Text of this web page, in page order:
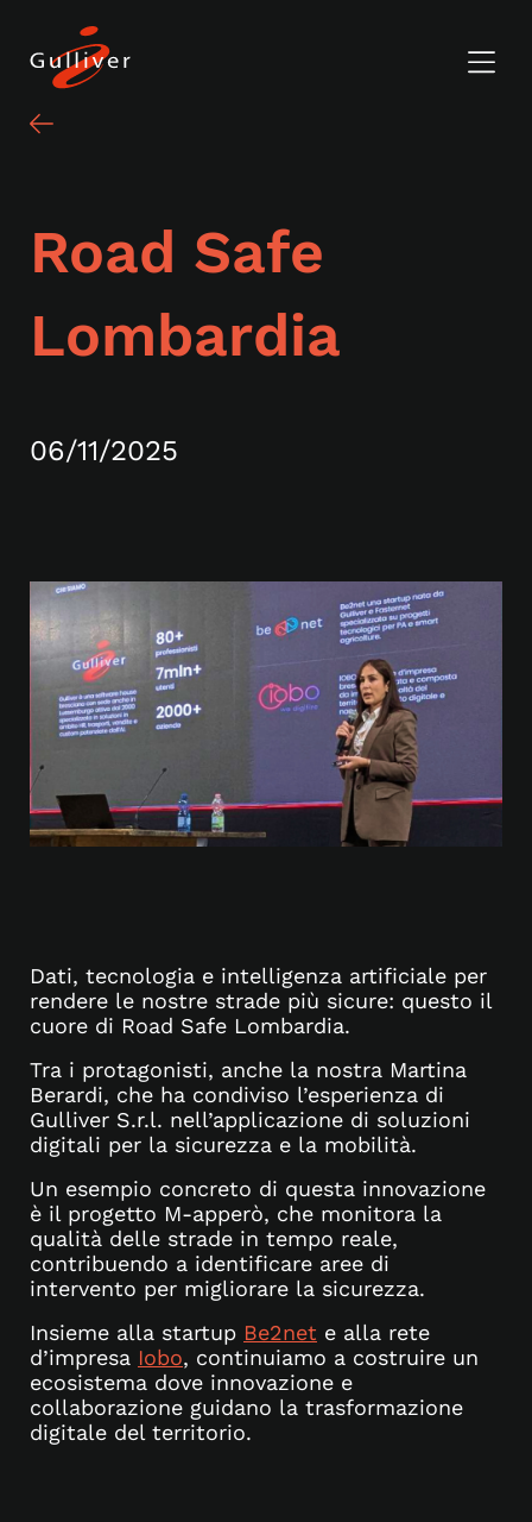
Road Safe
Lombardia
06/11/2025
Dati, tecnologia e intelligenza artificiale per
rendere le nostre strade più sicure: questo il
cuore di Road Safe Lombardia.
Tra i protagonisti, anche la nostra Martina
Berardi, che ha condiviso l’esperienza di
Gulliver S.r.l. nell’applicazione di soluzioni
digitali per la sicurezza e la mobilità.
Un esempio concreto di questa innovazione
è il progetto M-apperò, che monitora la
qualità delle strade in tempo reale,
contribuendo a identificare aree di
intervento per migliorare la sicurezza.
Insieme alla startup Be2net e alla rete
d’impresa Iobo, continuiamo a costruire un
ecosistema dove innovazione e
collaborazione guidano la trasformazione
digitale del territorio.